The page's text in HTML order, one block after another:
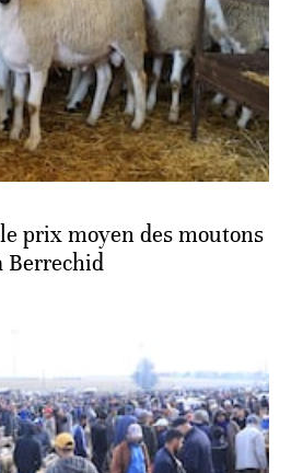
prix moyen des moutons
Berrechid